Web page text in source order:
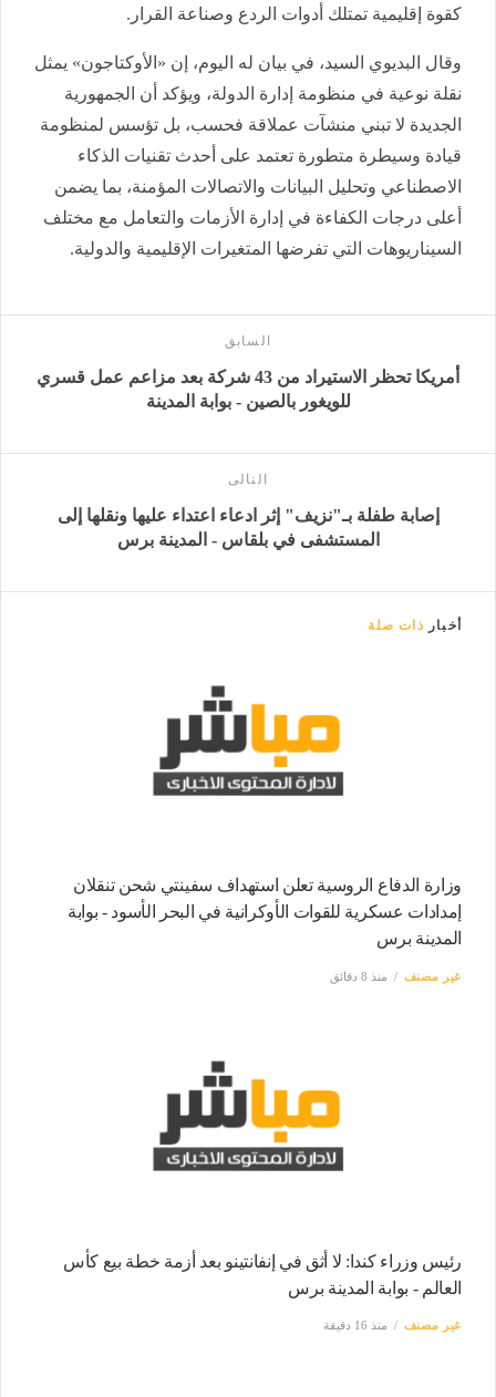
كقوة إقليمية تمتلك أدوات الردع وصناعة القرار.
وقال البديوي السيد، في بيان له اليوم، إن «الأوكتاجون» يمثل
نقلة نوعية في منظومة إدارة الدولة، ويؤكد أن الجمهورية
الجديدة لا تبني منشآت عملاقة فحسب، بل تؤسس لمنظومة
قيادة وسيطرة متطورة تعتمد على أحدث تقنيات الذكاء
الاصطناعي وتحليل البيانات والاتصالات المؤمنة، بما يضمن
أعلى درجات الكفاءة في إدارة الأزمات والتعامل مع مختلف
السيناريوهات التي تفرضها المتغيرات الإقليمية والدولية.
السابق
أمريكا تحظر الاستيراد من 43 شركة بعد مزاعم عمل قسري
للويغور بالصين - بوابة المدينة
التالى
إصابة طفلة بـ"نزيف" إثر ادعاء اعتداء عليها ونقلها إلى
المستشفى في بلقاس - المدينة برس
أخبار ذات صلة
وزارة الدفاع الروسية تعلن استهداف سفينتي شحن تنقلان
إمدادات عسكرية للقوات الأوكرانية في البحر الأسود - بوابة
المدينة برس
غير مصنف منذ 8 دقائق
رئيس وزراء كندا: لا أثق في إنفانتينو بعد أزمة خطة بيع كأس
العالم - بوابة المدينة برس
غير مصنف منذ 16 دقيقة